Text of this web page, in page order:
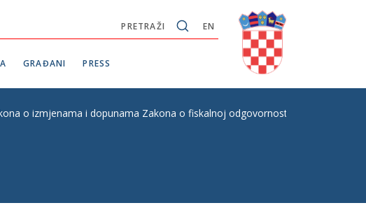
EN
PRETRAŽI
GRAĐANI PRESS
o izmjenama i dopunama Zakona o fiskalnoj odgovornosti, P. Z. E. br. 499